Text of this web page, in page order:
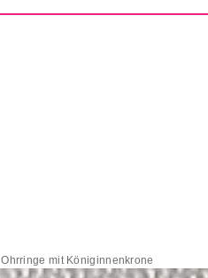
Ohrringe mit Königinnenkrone